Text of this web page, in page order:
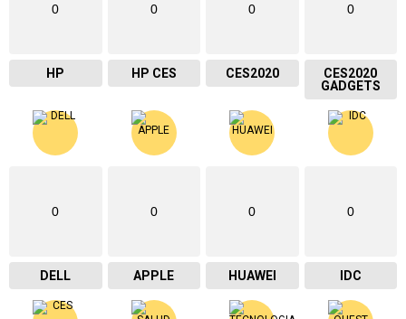
0
HP
0
HP CES
0
CES2020
0
CES2020
GADGETS
0
DELL
0
APPLE
0
HUAWEI
0
IDC